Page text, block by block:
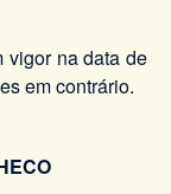
vigor na data de
em contrário.